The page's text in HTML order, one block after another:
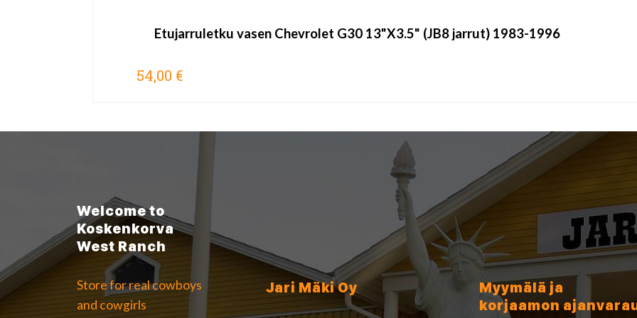
Etujarruletku vasen Chevrolet G30 13"X3.5" (JB8 jarrut) 1983-1996
54,00 €
Welcome to
Koskenkorva
West Ranch
Store for real cowboys
and cowgirls
Jari Mäki Oy
Myymälä ja
korjaamon